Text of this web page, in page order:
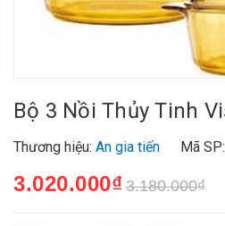
Bộ 3 Nồi Thủy Tinh
Thương hiệu: An gia tiến Mã SP:
3.020.000₫ 3.180.000₫